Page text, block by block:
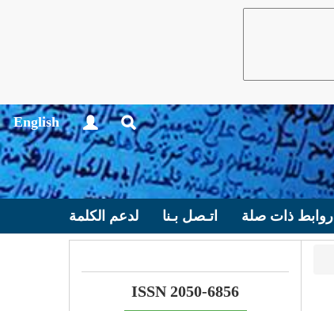
English
روابط ذات صلة اتـصل بـنا لدعم الكلمة
ISSN 2050-6856